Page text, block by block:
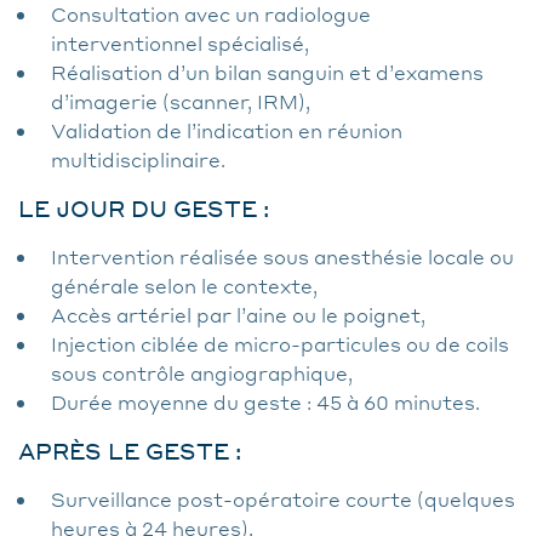
Consultation avec un radiologue
interventionnel spécialisé,
Réalisation d’un bilan sanguin et d’examens
d’imagerie (scanner, IRM),
Validation de l’indication en réunion
multidisciplinaire.
LE JOUR DU GESTE :
Intervention réalisée sous anesthésie locale ou
générale selon le contexte,
Accès artériel par l’aine ou le poignet,
Injection ciblée de micro-particules ou de coils
sous contrôle angiographique,
Durée moyenne du geste : 45 à 60 minutes.
APRÈS LE GESTE :
Surveillance post-opératoire courte (quelques
heures à 24 heures),